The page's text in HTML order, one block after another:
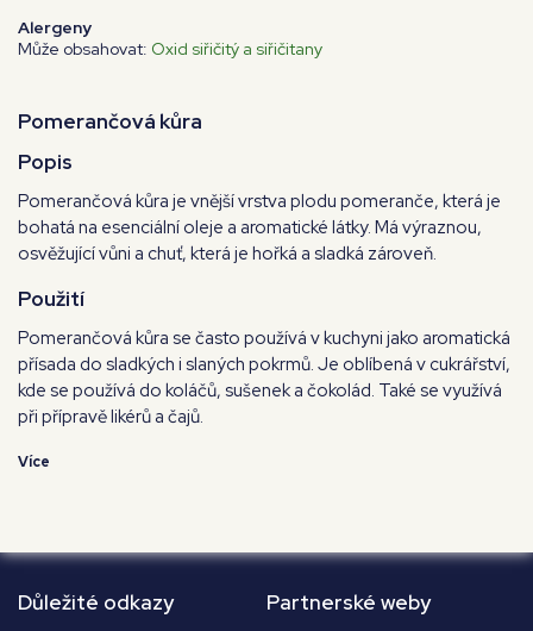
Alergeny
Může obsahovat: Oxid siřičitý a siřičitany
Pomerančová kůra
Popis
Pomerančová kůra je vnější vrstva plodu pomeranče, která je
bohatá na esenciální oleje a aromatické látky. Má výraznou,
osvěžující vůni a chuť, která je hořká a sladká zároveň.
Použití
Pomerančová kůra se často používá v kuchyni jako aromatická
přísada do sladkých i slaných pokrmů. Je oblíbená v cukrářství,
kde se používá do koláčů, sušenek a čokolád. Také se využívá
při přípravě likérů a čajů.
Více
Důležité odkazy Partnerské weby